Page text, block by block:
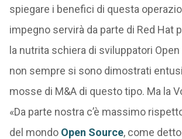
spiegare i benefici di questa
impegno servirà da parte di Red Hat
la nutrita schiera di sviluppatori
non sempre si sono dimostrati
mosse di M&A di questo tipo. Ma la
«Da parte nostra c’è massimo
del mondoOpen Source, come